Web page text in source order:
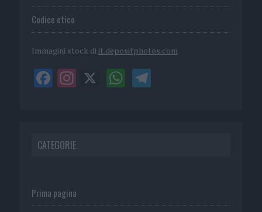
Codice etico
Immagini stock di it.depositphotos.com
CATEGORIE
Prima pagina